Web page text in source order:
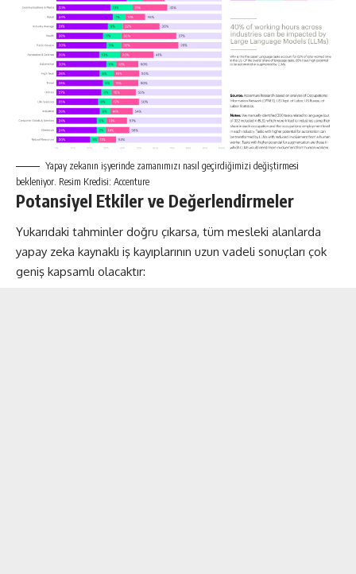
Yapay zekanın işyerinde zamanımızı nasıl geçirdiğimizi değiştirmesi
bekleniyor. Resim Kredisi: Accenture
Potansiyel Etkiler ve Değerlendirmeler
Yukarıdaki tahminler doğru çıkarsa, tüm mesleki alanlarda
yapay zeka kaynaklı iş kayıplarının uzun vadeli sonuçları çok
geniş kapsamlı olacaktır: